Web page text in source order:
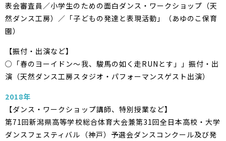
表会審査員／小学生のための面白ダンス・ワークショップ（天
然ダンス工房）／「子どもの発達と表現活動」（あゆのこ保育
園）
【振付・出演など】
○「春のヨーイドン～我、駿馬の如く走RUNとす」」振付・出
演（天然ダンス工房スタジオ・パフォーマンスゲスト出演）
2018年
【ダンス・ワークショップ講師、特別授業など】
第71回新潟県高等学校総合体育大会兼第31回全日本高校・大学
ダンスフェスティバル（神戸）予選会ダンスコンクール及び発